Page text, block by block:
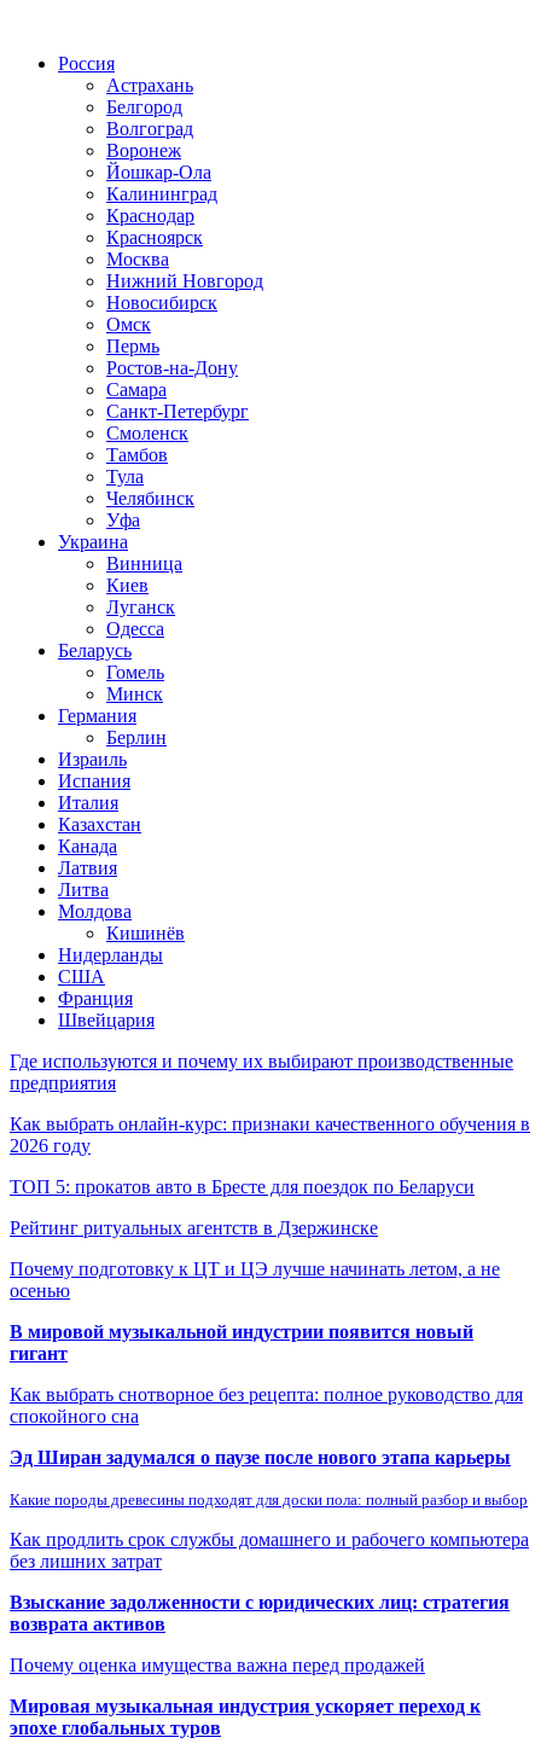
Россия
Астрахань
Белгород
Волгоград
Воронеж
Йошкар-Ола
Калининград
Краснодар
Красноярск
Москва
Нижний Новгород
Новосибирск
Омск
Пермь
Ростов-на-Дону
Самара
Санкт-Петербург
Смоленск
Тамбов
Тула
Челябинск
Уфа
Украина
Винница
Киев
Луганск
Одесса
Беларусь
Гомель
Минск
Германия
Берлин
Израиль
Испания
Италия
Казахстан
Канада
Латвия
Литва
Молдова
Кишинёв
Нидерланды
США
Франция
Швейцария
Где используются и почему их выбирают производственные
предприятия
Как выбрать онлайн-курс: признаки качественного обучения в
2026 году
ТОП 5: прокатов авто в Бресте для поездок по Беларуси
Рейтинг ритуальных агентств в Дзержинске
Почему подготовку к ЦТ и ЦЭ лучше начинать летом, а не
осенью
В мировой музыкальной индустрии появится новый
гигант
Как выбрать снотворное без рецепта: полное руководство для
спокойного сна
Эд Ширан задумался о паузе после нового этапа карьеры
Какие породы древесины подходят для доски пола: полный разбор и выбор
Как продлить срок службы домашнего и рабочего компьютера
без лишних затрат
Взыскание задолженности с юридических лиц: стратегия
возврата активов
Почему оценка имущества важна перед продажей
Мировая музыкальная индустрия ускоряет переход к
эпохе глобальных туров